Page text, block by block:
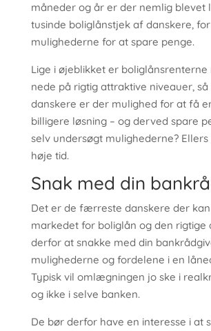
måneder og år er der nemlig blevet
tusinde boliglånstjek af danskere,
mulighederne for at spare penge.
Lige i øjeblikket er boliglånsrenterne
nede på rigtig attraktive niveauer,
danskere er der mulighed for at få
billigere løsning – og derved spare
selv undersøgt mulighederne?
høje tid.
Snak med din
Det er de færreste danskere der
markedet for boliglån og den rigtige
derfor at snakke med din
mulighederne og fordelene i en
Typisk vil omlægningen jo ske i
og ikke i selve banken.
De bør derfor have en interesse i at